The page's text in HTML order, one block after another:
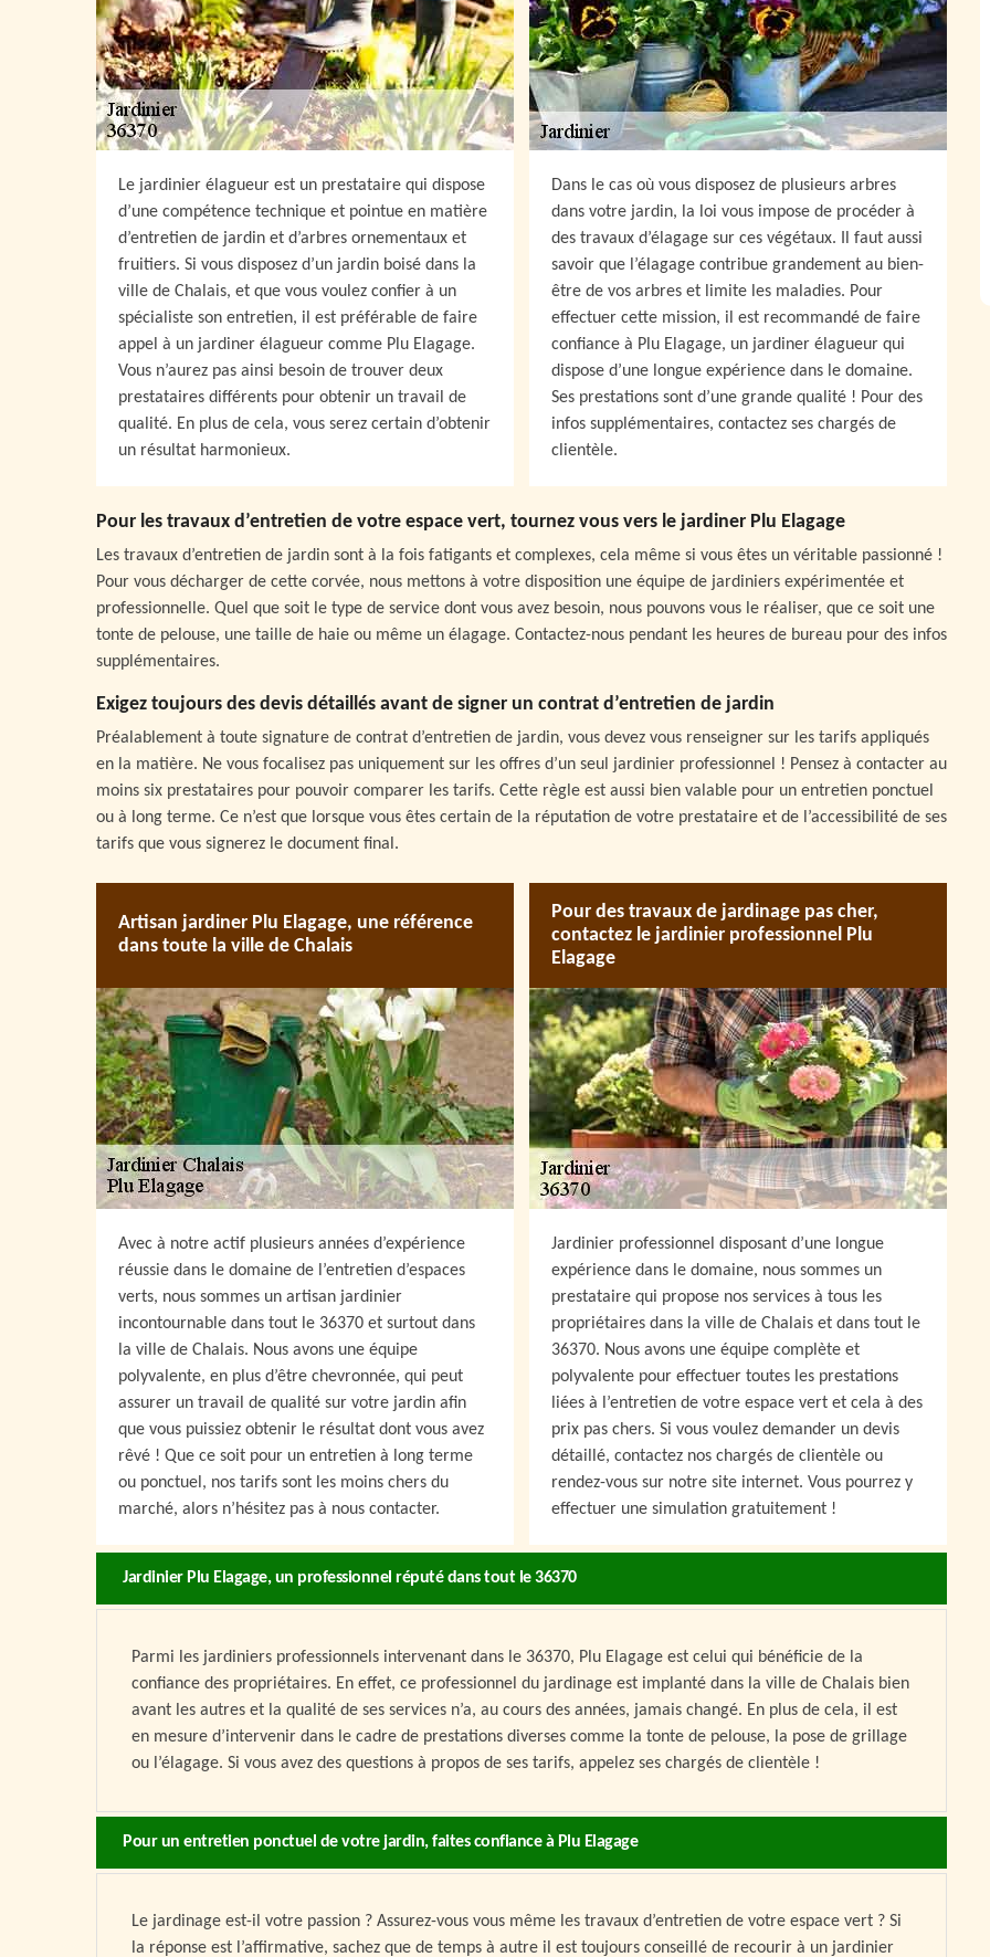
Le jardinier élagueur est un prestataire qui dispose
d’une compétence technique et pointue en matière
d’entretien de jardin et d’arbres ornementaux et
fruitiers. Si vous disposez d’un jardin boisé dans la
ville de Chalais, et que vous voulez confier à un
spécialiste son entretien, il est préférable de faire
appel à un jardiner élagueur comme Plu Elagage.
Vous n’aurez pas ainsi besoin de trouver deux
prestataires différents pour obtenir un travail de
qualité. En plus de cela, vous serez certain d’obtenir
un résultat harmonieux.
Dans le cas où vous disposez de plusieurs arbres
dans votre jardin, la loi vous impose de procéder à
des travaux d’élagage sur ces végétaux. Il faut aussi
savoir que l’élagage contribue grandement au bien-
être de vos arbres et limite les maladies. Pour
effectuer cette mission, il est recommandé de faire
confiance à Plu Elagage, un jardiner élagueur qui
dispose d’une longue expérience dans le domaine.
Ses prestations sont d’une grande qualité ! Pour des
infos supplémentaires, contactez ses chargés de
clientèle.
Pour les travaux d’entretien de votre espace vert, tournez vous vers le jardiner Plu Elagage
Les travaux d’entretien de jardin sont à la fois fatigants et complexes, cela même si vous êtes un véritable passionné !
Pour vous décharger de cette corvée, nous mettons à votre disposition une équipe de jardiniers expérimentée et
professionnelle. Quel que soit le type de service dont vous avez besoin, nous pouvons vous le réaliser, que ce soit une
tonte de pelouse, une taille de haie ou même un élagage. Contactez-nous pendant les heures de bureau pour des infos
supplémentaires.
Exigez toujours des devis détaillés avant de signer un contrat d’entretien de jardin
Préalablement à toute signature de contrat d’entretien de jardin, vous devez vous renseigner sur les tarifs appliqués
en la matière. Ne vous focalisez pas uniquement sur les offres d’un seul jardinier professionnel ! Pensez à contacter au
moins six prestataires pour pouvoir comparer les tarifs. Cette règle est aussi bien valable pour un entretien ponctuel
ou à long terme. Ce n’est que lorsque vous êtes certain de la réputation de votre prestataire et de l’accessibilité de ses
tarifs que vous signerez le document final.
Artisan jardiner Plu Elagage, une référence
dans toute la ville de Chalais
Avec à notre actif plusieurs années d’expérience
réussie dans le domaine de l’entretien d’espaces
verts, nous sommes un artisan jardinier
incontournable dans tout le 36370 et surtout dans
la ville de Chalais. Nous avons une équipe
polyvalente, en plus d’être chevronnée, qui peut
assurer un travail de qualité sur votre jardin afin
que vous puissiez obtenir le résultat dont vous avez
rêvé ! Que ce soit pour un entretien à long terme
ou ponctuel, nos tarifs sont les moins chers du
marché, alors n’hésitez pas à nous contacter.
Pour des travaux de jardinage pas cher,
contactez le jardinier professionnel Plu
Elagage
Jardinier professionnel disposant d’une longue
expérience dans le domaine, nous sommes un
prestataire qui propose nos services à tous les
propriétaires dans la ville de Chalais et dans tout le
36370. Nous avons une équipe complète et
polyvalente pour effectuer toutes les prestations
liées à l’entretien de votre espace vert et cela à des
prix pas chers. Si vous voulez demander un devis
détaillé, contactez nos chargés de clientèle ou
rendez-vous sur notre site internet. Vous pourrez y
effectuer une simulation gratuitement !
Jardinier Plu Elagage, un professionnel réputé dans tout le 36370
Parmi les jardiniers professionnels intervenant dans le 36370, Plu Elagage est celui qui bénéficie de la
confiance des propriétaires. En effet, ce professionnel du jardinage est implanté dans la ville de Chalais bien
avant les autres et la qualité de ses services n’a, au cours des années, jamais changé. En plus de cela, il est
en mesure d’intervenir dans le cadre de prestations diverses comme la tonte de pelouse, la pose de grillage
ou l’élagage. Si vous avez des questions à propos de ses tarifs, appelez ses chargés de clientèle !
Pour un entretien ponctuel de votre jardin, faites confiance à Plu Elagage
Le jardinage est-il votre passion ? Assurez-vous vous même les travaux d’entretien de votre espace vert ? Si
la réponse est l’affirmative, sachez que de temps à autre il est toujours conseillé de recourir à un jardinier